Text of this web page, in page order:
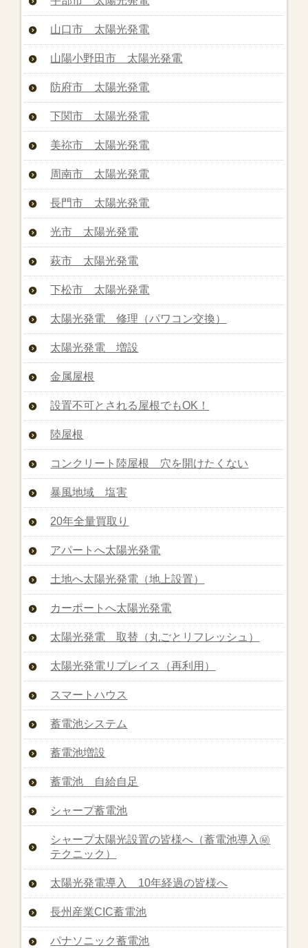
山口市 太陽光発電
山陽小野田市 太陽光発電
防府市 太陽光発電
下関市 太陽光発電
美祢市 太陽光発電
周南市 太陽光発電
長門市 太陽光発電
光市 太陽光発電
萩市 太陽光発電
下松市 太陽光発電
太陽光発電 修理（パワコン交換）
太陽光発電 増設
金属屋根
設置不可とされる屋根でもOK！
陸屋根
コンクリート陸屋根 穴を開けたくない
暴風地域 塩害
20年全量買取り
アパートへ太陽光発電
土地へ太陽光発電（地上設置）
カーポートへ太陽光発電
太陽光発電 取替（丸ごとリフレッシュ）
太陽光発電リプレイス（再利用）
スマートハウス
蓄電池システム
蓄電池増設
蓄電池 自給自足
シャープ蓄電池
シャープ太陽光設置の皆様へ（蓄電池導入㊙︎
テクニック）
太陽光発電導入 10年経過の皆様へ
長州産業CIC蓄電池
パナソニック蓄電池